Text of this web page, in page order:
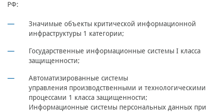
РФ:
Значимые объекты критической информационной
инфраструктуры 1 категории;
Государственные информационные системы I класса
защищенности;
Автоматизированные системы
управления производственными и технологическими
процессами 1 класса защищенности;
Информационные системы персональных данных при